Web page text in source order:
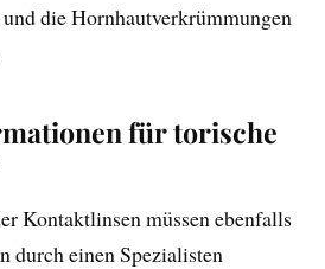
die Hornhautverkrümmungen
für torische
Kontaktlinsen müssen ebenfalls
durch einen Spezialisten